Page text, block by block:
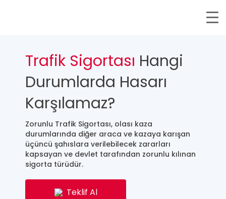
Trafik Sigortası Hangi
Durumlarda Hasarı
Karşılamaz?
Zorunlu Trafik Sigortası, olası kaza
durumlarında diğer araca ve kazaya karışan
üçüncü şahıslara verilebilecek zararları
kapsayan ve devlet tarafından zorunlu kılınan
sigorta türüdür.
Teklif Al